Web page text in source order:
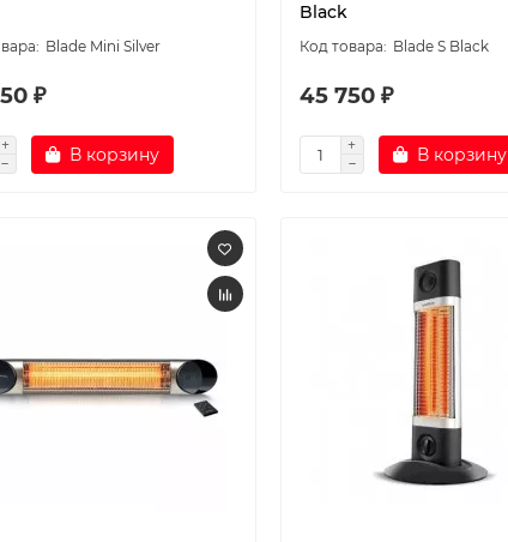
Blade Mini Silver
₽
В корзину
Black
Blade S Black
45 750 ₽
В корзину